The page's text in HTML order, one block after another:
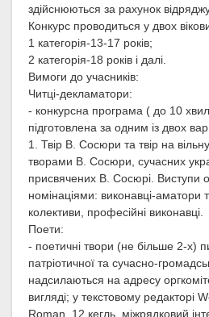
здійснюються за рахунок
Конкурс проводиться у двох
1 категорія-13-17 років;
2 категорія-18 років і далі.
Вимоги до учасників:
Читці-декламатори:
- конкурсна програма ( до 10
підготовлена за одним із двох
1. Твір В. Сосюри та твір на
творами В. Сосюри, сучасних
присвячених В. Сосюрі. Виступи
номінаціями: виконавці-аматори
колективи, професійні виконавці.
Поети:
- поетичні твори (не більше 2-х)
патріотичної та сучасно-
надсилаються на адресу
вигляді; у текстовому
Roman, 12 кегль, міжрядковий